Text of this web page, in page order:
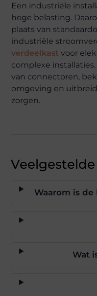
Een industriële
hoge belasting.
plaats van
industriële
verdeelkast voor
complexe
van connectoren,
omgeving en
zorgen.
Waarom is
Wat